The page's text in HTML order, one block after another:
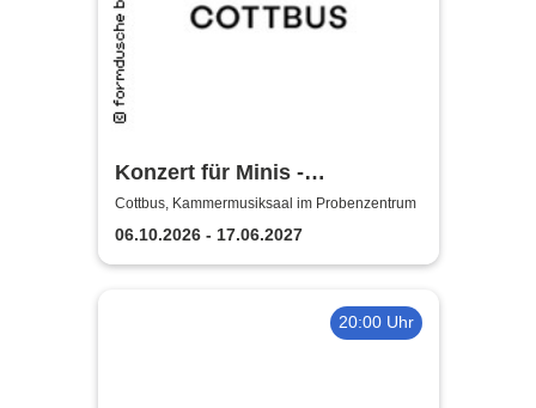
Konzert für Minis -
Staatstheater Cottbus
Cottbus, Kammermusiksaal im Probenzentrum
06.10.2026 - 17.06.2027
20:00 Uhr